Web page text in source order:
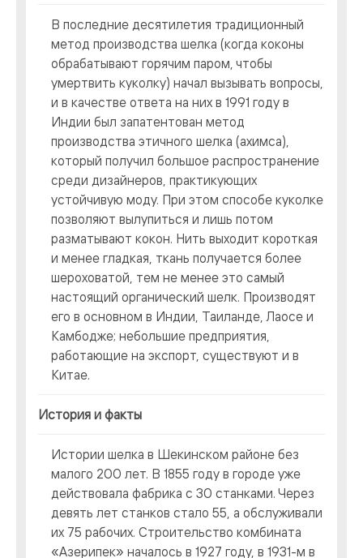
В последние десятилетия традиционный
метод производства шелка (когда коконы
обрабатывают горячим паром, чтобы
умертвить куколку) начал вызывать вопросы,
и в качестве ответа на них в 1991 году в
Индии был запатентован метод
производства этичного шелка (ахимса),
который получил большое распространение
среди дизайнеров, практикующих
устойчивую моду. При этом способе куколке
позволяют вылупиться и лишь потом
разматывают кокон. Нить выходит короткая
и менее гладкая, ткань получается более
шероховатой, тем не менее это самый
настоящий органический шелк. Производят
его в основном в Индии, Таиланде, Лаосе и
Камбодже; небольшие предприятия,
работающие на экспорт, существуют и в
Китае.
История и факты
Истории шелка в Шекинском районе без
малого 200 лет. В 1855 году в городе уже
действовала фабрика с 30 станками. Через
девять лет станков стало 55, а обслуживали
их 75 рабочих. Строительство комбината
«Азерипек» началось в 1927 году, в 1931-м в